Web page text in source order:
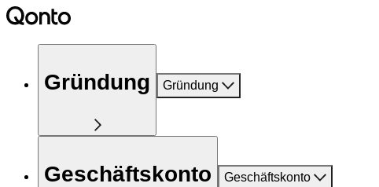
Gründung Gründung
Geschäftskonto Geschäftskonto